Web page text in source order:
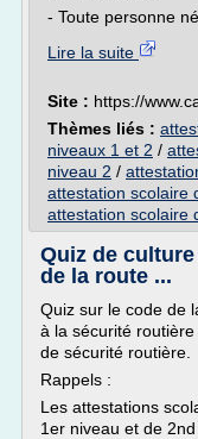
- Toute personne
Lire la suite
Site : https://
Thèmes liés :
niveaux 1 et 2 /
niveau 2 /
attestation scolaire
attestation scolaire
Quiz de
de la route ...
Quiz sur le code de
à la sécurité
de sécurité routière.
Rappels :
Les attestations
1er niveau et de